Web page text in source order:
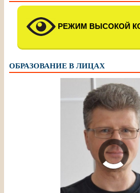
РЕЖИМ ВЫСОКОЙ
ОБРАЗОВАНИЕ В ЛИЦАХ